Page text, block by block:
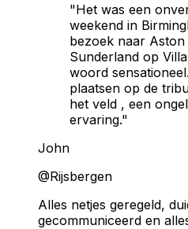
"Het was een
weekend in
bezoek naar Aston
Sunderland op
woord
plaatsen op de
het veld , een
ervaring."
John
@Rijsbergen
Alles netjes geregeld,
gecommuniceerd en